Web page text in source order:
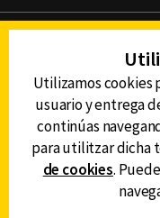
Utilizamos cookies
usuario y entrega
continúas
para utilitzar dicha
de cookies.